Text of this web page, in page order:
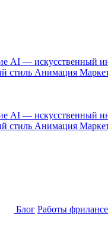
AI — искусственный
стиль Анимация
AI — искусственный
стиль Анимация
Блог Работы